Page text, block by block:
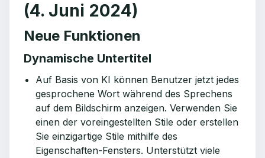
(4. Juni 2024)
Neue Funktionen
Dynamische Untertitel
Auf Basis von KI können Benutzer jetzt jedes
gesprochene Wort während des Sprechens
auf dem Bildschirm anzeigen. Verwenden Sie
einen der voreingestellten Stile oder erstellen
Sie einzigartige Stile mithilfe des
Eigenschaften-Fensters. Unterstützt viele